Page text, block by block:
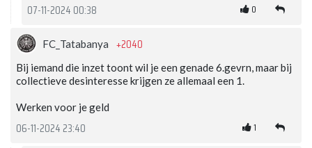
07-11-2024 00:38 0
FC_Tatabanya +2040
Bij iemand die inzet toont wil je een genade 6.gevrn, maar bij
collectieve desinteresse krijgen ze allemaal een 1.
Werken voor je geld
06-11-2024 23:40 1